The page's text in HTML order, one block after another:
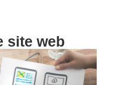
site web